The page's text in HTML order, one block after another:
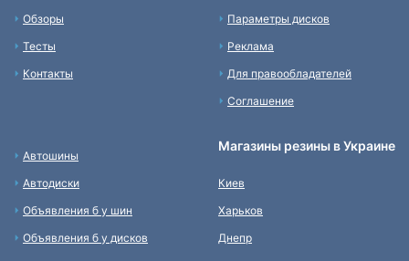
Обзоры
Тесты
Контакты
Параметры дисков
Реклама
Для правообладателей
Соглашение
Автошины
Автодиски
Объявления б у шин
Объявления б у дисков
Магазины резины в Украине
Киев
Харьков
Днепр